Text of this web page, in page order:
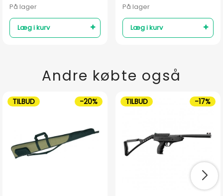
På lager
Læg i kurv
På lager
Læg i kurv
Andre købte også
TILBUD -20% TILBUD -17%